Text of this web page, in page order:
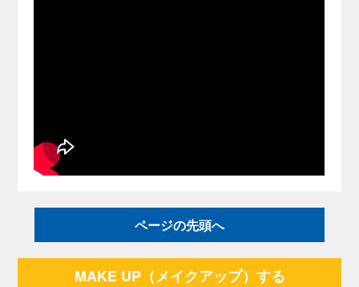
ページの先頭へ
MAKE UP（メイクアップ）する